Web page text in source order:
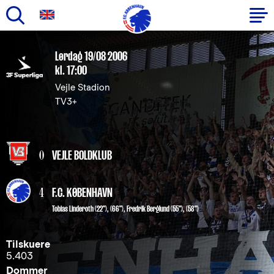
hovedindhold
Primær
navigation
Lørdag 19/08 2006
kl. 17:00
Vejle Stadion
TV3+
0 VEJLE BOLDKLUB
4 F.C. KØBENHAVN
Tobias Linderoth(22"), (66"),Fredrik Berglund(55"), (58")
Tilskuere
5.403
Dommer